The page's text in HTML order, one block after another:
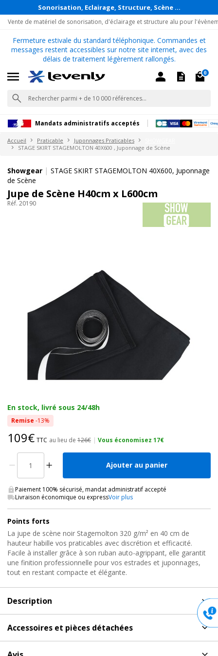
Sonorisation, Eclairage, Structure, Scène ...
Vente de matériel de sonorisation, d'éclairage et structure alu pour
Fermeture estivale du standard téléphonique. Commandes et
messages restent accessibles sur notre site internet, avec des
délais de traitement légèrement rallongés.
0
Mandats administratifs acceptés
Accueil Praticable Juponnages Praticables
STAGE SKIRT STAGEMOLTON 40X600 , Juponnage de Scène
Showgear | STAGE SKIRT STAGEMOLTON 40X600, Juponnage
de Scène
Jupe de Scène H40cm x L600cm
Réf. 20190
En stock, livré sous 24/48h
Remise -13%
109€ TTC au lieu de 126€ | Vous économisez 17€
Ajouter au panier
Paiement 100% sécurisé, mandat administratif accepté
Livraison économique ou expressVoir plus
Points forts
La jupe de scène noir Stagemolton 320 g/m² en 40 cm de
hauteur habille vos praticables avec discrétion et efficacité.
Facile à installer grâce à son ruban auto-agrippant, elle garantit
une finition professionnelle pour vos estrades et juponnages,
tout en restant compacte et élégante.
Description
STAGEMOLTON 40X600 Showgear
Ajoutez une finition professionnelle et discrète à vos estrades !
Accessoires et pièces détachées